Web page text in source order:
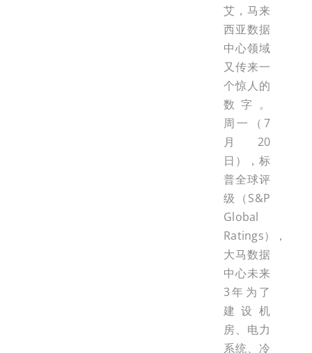
艾，马来
西亚数据
中心领域
又传来一
个惊人的
数字。
周一（7
月20
日），标
普全球评
级（S&P
Global
Ratings），
大马数据
中心未来
3年为了
建设机
房、电力
系统、冷